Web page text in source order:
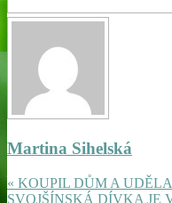
Martina Sihelská
« KOUPIL DŮM A
SVOJŠÍNSKÁ DÍVKA JE